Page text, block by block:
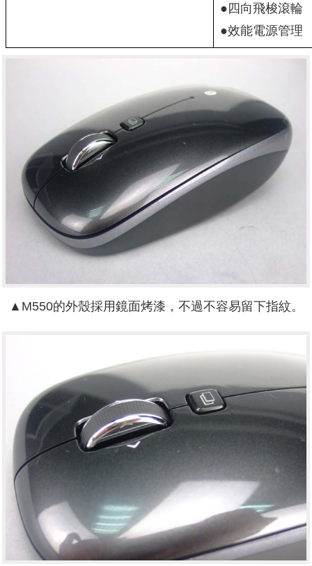
●四向飛梭滾輪
●效能電源管理
▲M550的外殼採用鏡面烤漆，不過不容易留下指紋。